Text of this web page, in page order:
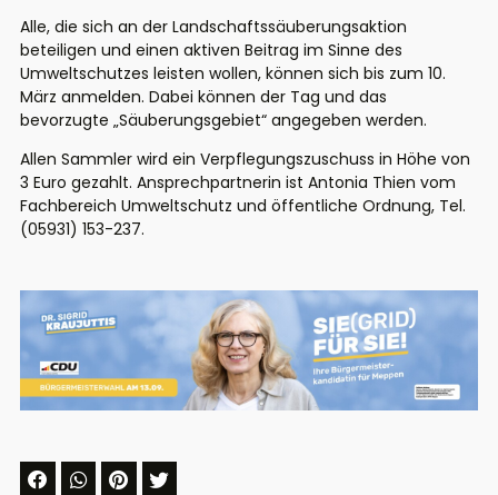
Alle, die sich an der Landschaftssäuberungsaktion
beteiligen und einen aktiven Beitrag im Sinne des
Umweltschutzes leisten wollen, können sich bis zum 10.
März anmelden. Dabei können der Tag und das
bevorzugte „Säuberungsgebiet“ angegeben werden.
Allen Sammler wird ein Verpflegungszuschuss in Höhe von
3 Euro gezahlt. Ansprechpartnerin ist Antonia Thien vom
Fachbereich Umweltschutz und öffentliche Ordnung, Tel.
(05931) 153-237.